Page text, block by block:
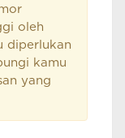
oleh
diperlukan
kamu
yang